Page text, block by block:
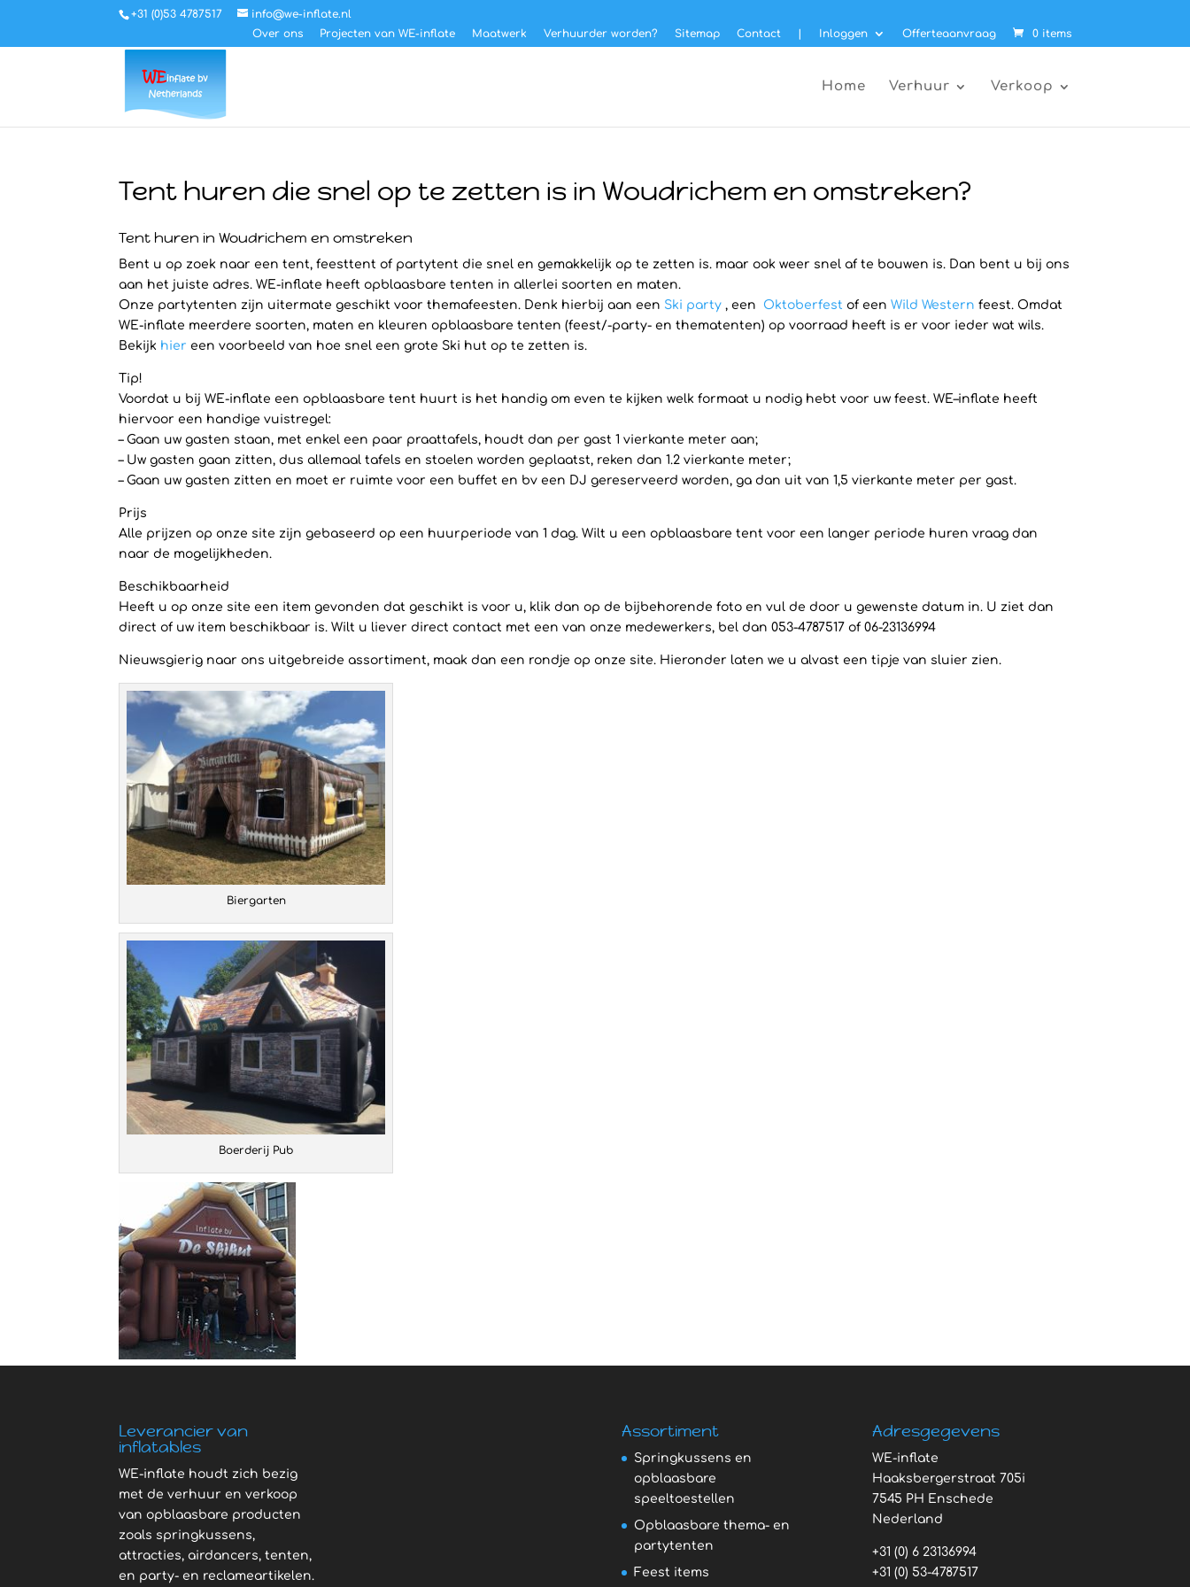
+31 (0)53 4787517
info@we-inflate.nl
Over ons
Projecten van WE-inflate Maatwerk Verhuurder worden? Sitemap Contact Inloggen Offerteaanvraag 0 items
Home Verhuur Verkoop
Tent huren die snel op te zetten is in Woudrichem en omstreken?
Tent huren in Woudrichem en omstreken
Bent u op zoek naar een tent, feesttent of partytent die snel en gemakkelijk op te zetten is. maar ook weer snel af te bouwen is. Dan bent u bij ons
aan het juiste adres. WE-inflate heeft opblaasbare tenten in allerlei soorten en maten.
Onze partytenten zijn uitermate geschikt voor themafeesten. Denk hierbij aan een Ski party , een Oktoberfest of eenWild Western feest. Omdat
WE-inflate meerdere soorten, maten en kleuren opblaasbare tenten (feest/-party- en thematenten) op voorraad heeft is er voor ieder wat wils.
Bekijk hier een voorbeeld van hoe snel een grote Ski hut op te zetten is.
Tip!
Voordat u bij WE-inflate een opblaasbare tent huurt is het handig om even te kijken welk formaat u nodig hebt voor uw feest. WE–inflate heeft
hiervoor een handige vuistregel:
– Gaan uw gasten staan, met enkel een paar praattafels, houdt dan per gast 1 vierkante meter aan;
– Uw gasten gaan zitten, dus allemaal tafels en stoelen worden geplaatst, reken dan 1.2 vierkante meter;
– Gaan uw gasten zitten en moet er ruimte voor een buffet en bv een DJ gereserveerd worden, ga dan uit van 1,5 vierkante meter per gast.
Prijs
Alle prijzen op onze site zijn gebaseerd op een huurperiode van 1 dag. Wilt u een opblaasbare tent voor een langer periode huren vraag dan
naar de mogelijkheden.
Beschikbaarheid
Heeft u op onze site een item gevonden dat geschikt is voor u, klik dan op de bijbehorende foto en vul de door u gewenste datum in. U ziet dan
direct of uw item beschikbaar is. Wilt u liever direct contact met een van onze medewerkers, bel dan 053-4787517 of 06-23136994
Nieuwsgierig naar ons uitgebreide assortiment, maak dan een rondje op onze site. Hieronder laten we u alvast een tipje van sluier zien.
Biergarten
Boerderij Pub
Leverancier van
inflatables
WE-inflate houdt zich bezig
met de verhuur en verkoop
van opblaasbare producten
zoals springkussens,
attracties, airdancers, tenten,
en party- en reclameartikelen.
Assortiment
Springkussens en
opblaasbare
speeltoestellen
Opblaasbare thema- en
partytenten
Feest items
Adresgegevens
WE-inflate
Haaksbergerstraat 705i
7545 PH Enschede
Nederland
+31 (0) 6 23136994
+31 (0) 53-4787517